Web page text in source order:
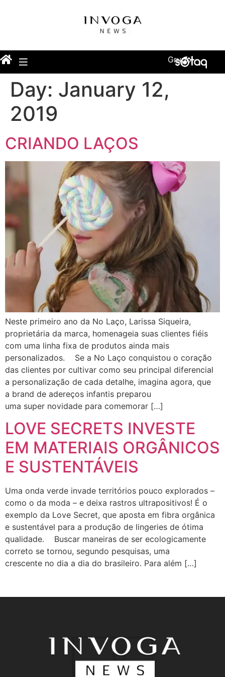
Grupo
Day: January 12,
2019
CRIANDO LAÇOS
Neste primeiro ano da No Laço, Larissa Siqueira,
proprietária da marca, homenageia suas clientes fiéis
com uma linha fixa de produtos ainda mais
personalizados. Se a No Laço conquistou o coração
das clientes por cultivar como seu principal diferencial
a personalização de cada detalhe, imagina agora, que
a brand de adereços infantis preparou
uma super novidade para comemorar […]
LOVE SECRETS INVESTE
EM MATERIAIS ORGÂNICOS
E SUSTENTÁVEIS
Uma onda verde invade territórios pouco explorados –
como o da moda – e deixa rastros ultrapositivos! É o
exemplo da Love Secret, que aposta em fibra orgânica
e sustentável para a produção de lingeries de ótima
qualidade. Buscar maneiras de ser ecologicamente
correto se tornou, segundo pesquisas, uma
crescente no dia a dia do brasileiro. Para além […]